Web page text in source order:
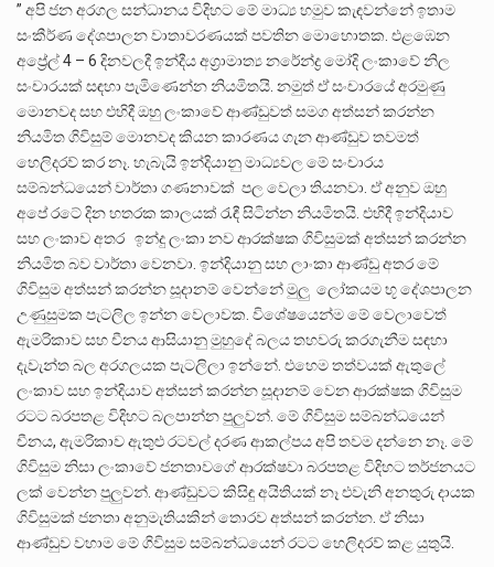
” අපි ජන අරගල සන්ධානය විදිහට මේ මාධ්‍ය හමුව කැඳවන්නේ ඉතාම
සංකීර්ණ දේශපාලන වාතාවරණයක් පවතින මොහොතක. එළඹෙන
අප්‍රේල් 4 – 6 දිනවලදී ඉන්දීය අග්‍රාමාත්‍ය නරේන්ද්‍ර මෝදි ලංකාවේ නිල
සංචාරයක් සඳහා පැමිණෙන්න නියමිතයි. නමුත් ඒ සංචාරයේ අරමුණු
මොනවද සහ එහිදී ඔහු ලංකාවේ ආණ්ඩුවත් සමග අත්සන් කරන්න
නියමිත ගිවිසුම් මොනවද කියන කාරණය ගැන ආණ්ඩුව තවමත්
හෙලිදරව් කර නෑ. හැබැයි ඉන්දියානු මාධ්‍යවල මේ සංචාරය
සම්බන්ධයෙන් වාර්තා ගණනාවක් පල වෙලා තියනවා. ඒ අනුව ඔහු
අපේ රටේ දින හතරක කාලයක් රැඳී සිටින්න නියමිතයි. එහිදී ඉන්දියාව
සහ ලංකාව අතර ඉන්දු ලංකා නව ආරක්ෂක ගිවිසුමක් අත්සන් කරන්න
නියමිත බව වාර්තා වෙනවා. ඉන්දියානු සහ ලාංකා ආණ්ඩු අතර මේ
ගිවිසුම අත්සන් කරන්න සූදානම් වෙන්නේ මුලු ලෝකයම භූ දේශපාලන
උණුසුමක පැටලිල ඉන්න වෙලාවක. විශේෂයෙන්ම මේ වෙලාවෙත්
ඇමරිකාව සහ චීනය ආසියානු මුහුදේ බලය තහවරු කරගැනීම සඳහා
දැවැන්ත බල අරගලයක පැටලිලා ඉන්නේ. එහෙම තත්වයක් ඇතුලේ
ලංකාව සහ ඉන්දියාව අත්සන් කරන්න සූදානම් වෙන ආරක්ෂක ගිවිසුම
රටට බරපතළ විදිහට බලපාන්න පුලුවන්. මේ ගිවිසුම සම්බන්ධයෙන්
චීනය, ඇමරිකාව ඇතුළු රටවල් දරණ ආකල්පය අපි තවම දන්නෙ නෑ. මේ
ගිවිසුම නිසා ලංකාවේ ජනතාවගේ ආරක්ෂවා බරපතළ විදිහට තර්ජනයට
ලක් වෙන්න පුලුවන්. ආණ්ඩුවට කිසිඳු අයිතියක් නෑ එවැනි අනතුරු දායක
ගිවිසුමක් ජනතා අනුමැතියකින් තොරව අත්සන් කරන්න. ඒ නිසා
ආණ්ඩුව වහාම මේ ගිවිසුම සම්බන්ධයෙන් රටට හෙලිදරව් කළ යුතුයි.